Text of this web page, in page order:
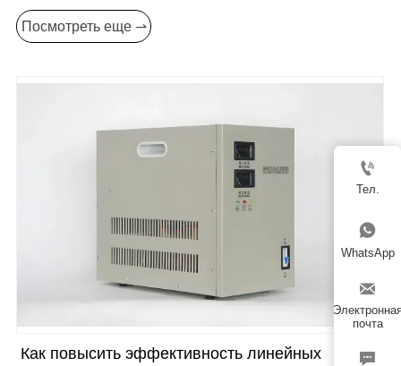
Посмотреть еще ⇀
Как повысить эффективность линейных

Тел.

WhatsApp

почта
